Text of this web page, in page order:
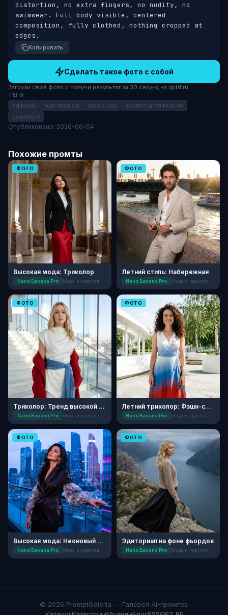
distortion, no extra fingers, no nudity, no
swimwear. Full body visible, centered
composition, fully clothed, nothing cropped at
edges.
Копировать
Сделать такое фото с собой
Загрузи своё фото и получи результат за 30 секунд на gptrf.ru
ТЕГИ
editorial high-fashion russia-day
modern-architecture
confident
Опубликовано: 2026-06-04
Похожие промты
ФОТО
Высокая мода: Триколор
Nano Banana Pro Мода и красота
ФОТО
Летний стиль: Набережная
Nano Banana Pro Мода и красота
ФОТО
Триколор: Тренд высокой моды
Nano Banana Pro Мода и красота
ФОТО
Летний триколор: Фэшн-съемка
Nano Banana Pro Мода и красота
ФОТО
Высокая мода: Неоновый Шелк
Nano Banana Pro Мода и красота
ФОТО
Эдиториал на фоне фьордов
Nano Banana Pro Мода и красота
© 2026 PromptGaleria — Галерея AI-промтов